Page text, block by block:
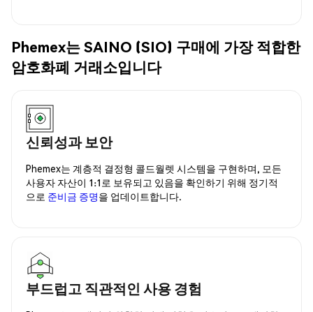
Phemex는 SAINO (SIO) 구매에 가장 적합한
암호화폐 거래소입니다
신뢰성과 보안
Phemex는 계층적 결정형 콜드월렛 시스템을 구현하며, 모든
사용자 자산이 1:1로 보유되고 있음을 확인하기 위해 정기적
으로 준비금 증명을 업데이트합니다.
부드럽고 직관적인 사용 경험